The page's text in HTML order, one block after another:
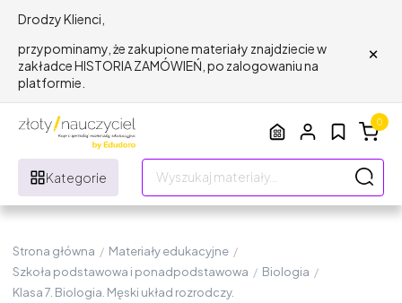
Drodzy Klienci,
przypominamy, że zakupione materiały znajdziecie w
zakładce HISTORIA ZAMÓWIEŃ, po zalogowaniu na
platformie.
×
Kategorie
0
Strona główna / Materiały edukacyjne /
Szkoła podstawowa i ponadpodstawowa / Biologia /
Klasa 7. Biologia. Męski układ rozrodczy.